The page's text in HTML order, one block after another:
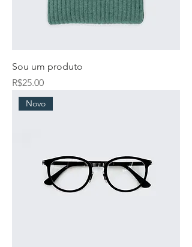
Sou um produto
Price
R$25.00
Novo